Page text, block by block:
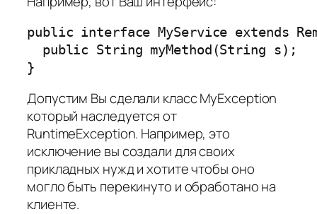
public interface MyService extends
public String myMethod(String s);
}
Допустим Вы сделали классMyException
который наследуется от
RuntimeException. Например, это
исключение вы создали для своих
прикладных нужд и хотите чтобы оно
могло быть перекинуто и обработано на
клиенте.